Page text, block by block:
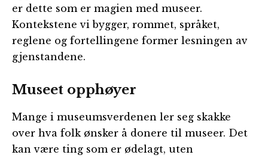
er dette som er magien med museer.
Kontekstene vi bygger, rommet, språket,
reglene og fortellingene former lesningen av
gjenstandene.
Museet opphøyer
Mange i museumsverdenen ler seg skakke
over hva folk ønsker å donere til museer. Det
kan være ting som er ødelagt, uten